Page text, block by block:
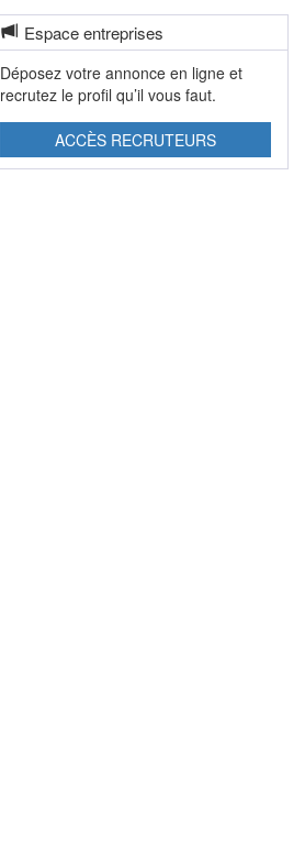
Espace entreprises
Déposez votre annonce en ligne et
recrutez le profil qu’il vous faut.
ACCÈS RECRUTEURS